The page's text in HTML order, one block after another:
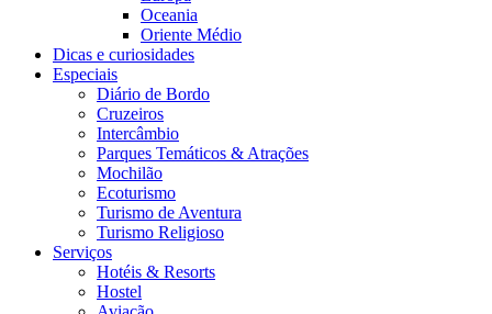
Oceania
Oriente Médio
Dicas e curiosidades
Especiais
Diário de Bordo
Cruzeiros
Intercâmbio
Parques Temáticos & Atrações
Mochilão
Ecoturismo
Turismo de Aventura
Turismo Religioso
Serviços
Hotéis & Resorts
Hostel